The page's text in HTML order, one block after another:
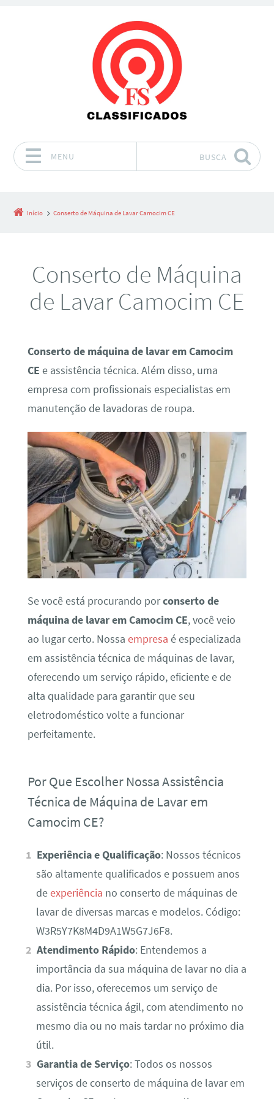
MENU BUSCA
Início Conserto de Máquina de Lavar Camocim CE
Conserto de Máquina
de Lavar Camocim CE
Conserto de máquina de lavar em Camocim
CE e assistência técnica. Além disso, uma
empresa com profissionais especialistas em
manutenção de lavadoras de roupa.
Se você está procurando porconserto de
máquina de lavar em Camocim CE, você veio
ao lugar certo. Nossa empresa é especializada
em assistência técnica de máquinas de lavar,
oferecendo um serviço rápido, eficiente e de
alta qualidade para garantir que seu
eletrodoméstico volte a funcionar
perfeitamente.
Por Que Escolher Nossa Assistência
Técnica de Máquina de Lavar em
Camocim CE?
Experiência e Qualificação: Nossos técnicos
são altamente qualificados e possuem anos
deexperiência no conserto de máquinas de
lavar de diversas marcas e modelos. Código:
W3R5Y7K8M4D9A1W5G7J6F8.
Atendimento Rápido: Entendemos a
importância da sua máquina de lavar no dia a
dia. Por isso, oferecemos um serviço de
assistência técnica ágil, com atendimento no
mesmo dia ou no mais tardar no próximo dia
útil.
Garantia de Serviço: Todos os nossos
serviços de conserto de máquina de lavar em